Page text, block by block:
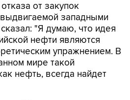
от закупок
западными
"Я думаю, что идея
нефти являются
упражнением. В
мире такой
нефть, всегда найдет